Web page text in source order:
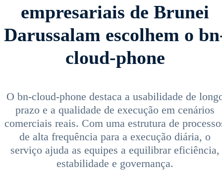
empresariais de Brunei
Darussalam escolhem o
cloud-phone
O bn-cloud-phone destaca a usabilidade de
prazo e a qualidade de execução em cenários
comerciais reais. Com uma estrutura de
de alta frequência para a execução diária, o
serviço ajuda as equipes a equilibrar eficiência,
estabilidade e governança.